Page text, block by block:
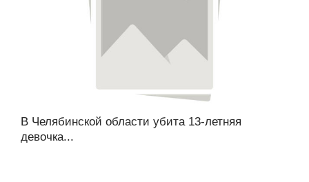
В Челябинской области убита 13-летняя
девочка...